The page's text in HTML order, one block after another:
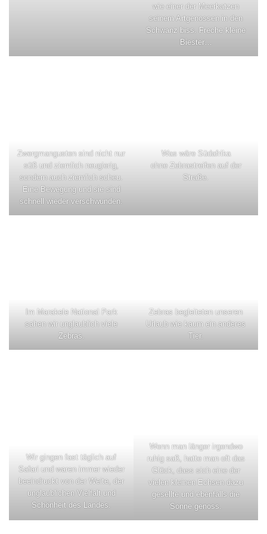
wie einer der Meerkatzen
seinem Artgenossen in den
Schwanz biss. Freche kleine
Biester…
Zwergmangusten sind nicht nur
süß und ziemlich neugierig,
sondern auch ziemlich scheu.
Eine Bewegung und sie sind
schnell wieder verschwunden.
Was wäre Südafrika
ohne Zebrastreifen auf der
Straße.
Im Marakele National Park
sahen wir unglaublich viele
Zebras.
Zebras begleiteten unseren
Urlaub wie kaum ein anderes
Tier.
Wir gingen fast täglich auf
Safari und waren immer wieder
beeindruckt von der Weite, der
unglaublichen Vielfalt und
Schönheit des Landes.
Wenn man länger irgendwo
ruhig saß, hatte man oft das
Glück, dass sich eine der
vielen kleinen Echsen dazu
gesellte und ebenfalls die
Sonne genoss.